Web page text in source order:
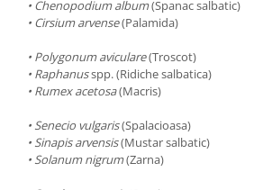
• Chenopodium album(Spanac salbatic)
• Cirsium arvense(Palamida)
• Polygonum aviculare(Troscot)
• Raphanusspp. (Ridiche salbatica)
• Rumex acetosa(Macris)
• Senecio vulgaris(Spalacioasa)
• Sinapis arvensis(Mustar salbatic)
• Solanum nigrum(Zarna)